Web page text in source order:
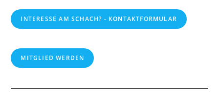
INTERESSE AM SCHACH? - KONTAKTFORMULAR
MITGLIED WERDEN